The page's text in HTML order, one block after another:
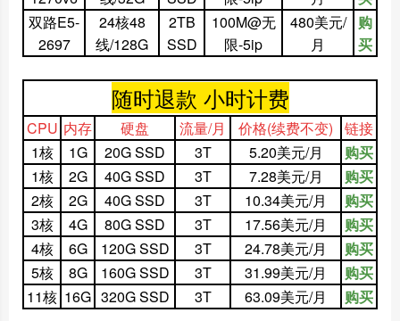
双路E5-
2697
24核48
线/128G
2TB
SSD
100M@无
限-5ip
480美元/
月
购
买
随时退款 小时计费
CPU 内存 硬盘 流量/月 价格(续费不变)
链接
1核
1G 20G SSD 3T 5.20美元/月
购买
1核
2G 40G SSD 3T 7.28美元/月
购买
2核
2G 40G SSD 3T 10.34美元/月
购买
3核
4G 80G SSD 3T 17.56美元/月
购买
4核
6G 120G SSD 3T 24.78美元/月
购买
5核
8G 160G SSD 3T 31.99美元/月
购买
11核 16G 320G SSD 3T 63.09美元/月 购买